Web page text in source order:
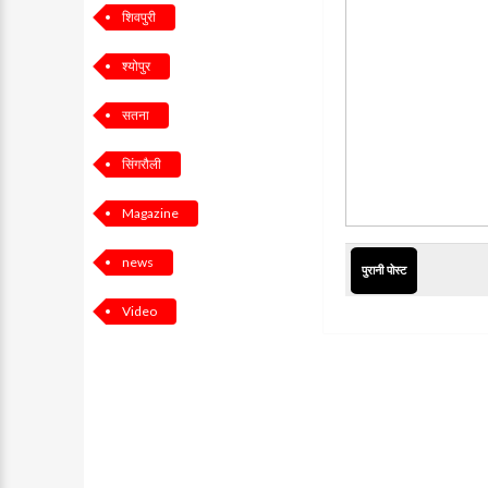
शिवपुरी
श्योपुर
सतना
सिंगरौली
Magazine
news
Video
पुरानी पोस्ट